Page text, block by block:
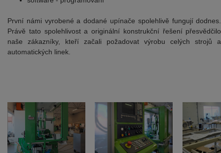
První námi vyrobené a dodané upínače spolehlivě fungují dodnes.
Právě tato spolehlivost a originální konstrukční řešení přesvědčilo
naše zákazníky, kteří začali požadovat výrobu celých strojů a
automatických linek.